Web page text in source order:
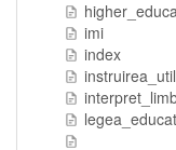
imi
index